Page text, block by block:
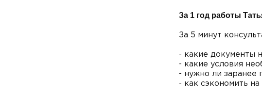
За 1 год работы
За 5 минут
- какие документы
- какие условия
- нужно ли заранее
- как сэкономить